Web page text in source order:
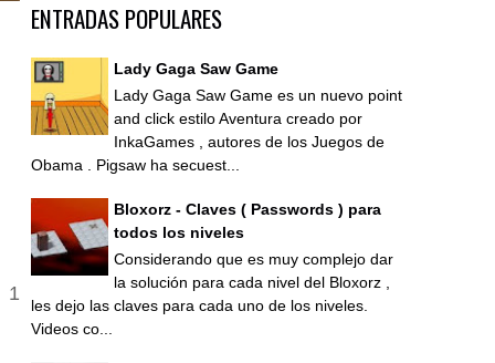
ENTRADAS POPULARES
Lady Gaga Saw Game
Lady Gaga Saw Game es un nuevo point
and click estilo Aventura creado por
InkaGames , autores de los Juegos de
Obama . Pigsaw ha secuest...
Bloxorz - Claves ( Passwords ) para
todos los niveles
Considerando que es muy complejo dar
la solución para cada nivel del Bloxorz ,
les dejo las claves para cada uno de los niveles.
Videos co...